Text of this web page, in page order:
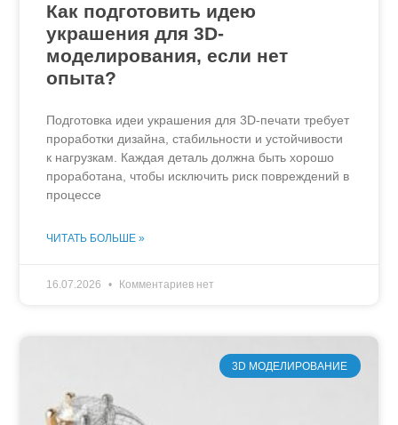
Как подготовить идею
украшения для 3D-
моделирования, если нет
опыта?
Подготовка идеи украшения для 3D-печати требует
проработки дизайна, стабильности и устойчивости
к нагрузкам. Каждая деталь должна быть хорошо
проработана, чтобы исключить риск повреждений в
процессе
ЧИТАТЬ БОЛЬШЕ »
16.07.2026 Комментариев нет
3D МОДЕЛИРОВАНИЕ